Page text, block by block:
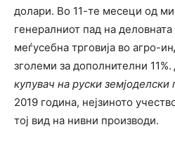
долари. Во 11-те месеци од
генералниот пад на
меѓусебна трговија во агро-
зголеми за дополнителни 11%.
купувач на руски
2019 година, нејзиното
тој вид на нивни производи.